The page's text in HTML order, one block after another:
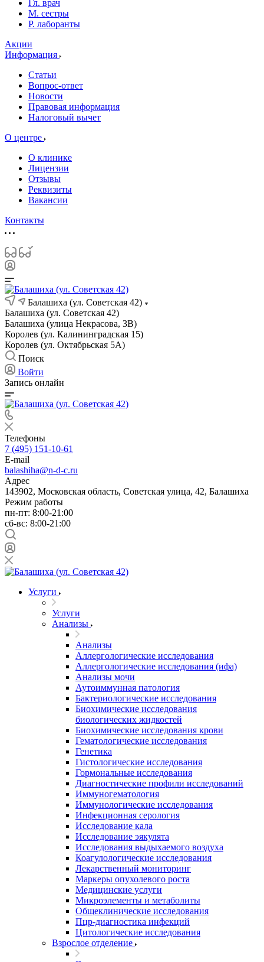
Гл. врач
М. сестры
Р. лаборанты
Акции
Информация
Статьи
Вопрос-ответ
Новости
Правовая информация
Налоговый вычет
О центре
О клинике
Лицензии
Отзывы
Реквизиты
Вакансии
Контакты
Балашиха (ул. Советская 42)
Балашиха (ул. Советская 42)
Балашиха (улица Некрасова, 3В)
Королев (ул. Калининградская 15)
Королев (ул. Октябрьская 5А)
Поиск
Войти
Запись онлайн
Телефоны
7 (495) 151-10-61
E-mail
balashiha@n-d-c.ru
Адрес
143902, Московская область, Советская улица, 42, Балашиха
Режим работы
пн-пт: 8:00-21:00
сб-вс: 8:00-21:00
Услуги
Услуги
Анализы
Анализы
Аллергологические исследования
Аллергологические исследования (ифа)
Анализы мочи
Аутоиммунная патология
Бактериологические исследования
Биохимические исследования
биологических жидкостей
Биохимические исследования крови
Гематологические исследования
Генетика
Гистологические исследования
Гормональные исследования
Диагностические профили исследований
Иммуногематология
Иммунологические исследования
Инфекционная серология
Исследование кала
Исследование эякулята
Исследования выдыхаемого воздуха
Коагулологические исследования
Лекарственный мониторинг
Маркеры опухолевого роста
Медицинские услуги
Микроэлементы и метаболиты
Общеклинические исследования
Пцр-диагностика инфекций
Цитологические исследования
Взрослое отделение